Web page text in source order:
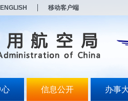
ENGLISH 移动客户端
心 信息公开 办事